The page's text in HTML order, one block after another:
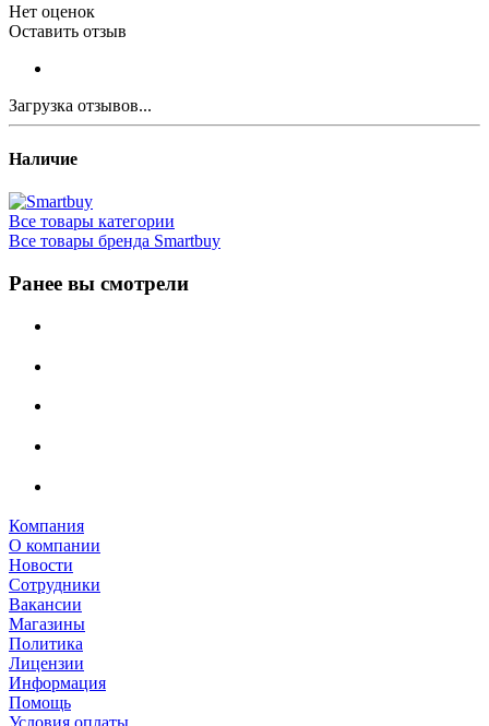
Нет оценок
Оставить отзыв
Загрузка отзывов...
Наличие
Все товары категории
Все товары бренда Smartbuy
Ранее вы смотрели
Компания
О компании
Новости
Сотрудники
Вакансии
Магазины
Политика
Лицензии
Информация
Помощь